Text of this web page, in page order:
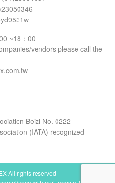
~18：00
vendors please call the
Beizi No. 0222
(IATA) recognized
All rights reserved.